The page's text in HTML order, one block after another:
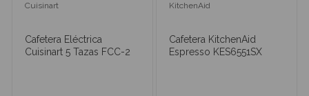
Cuisinart
Cafetera Eléctrica
Cuisinart 5 Tazas FCC-2
KitchenAid
Cafetera KitchenAid
Espresso KES6551SX